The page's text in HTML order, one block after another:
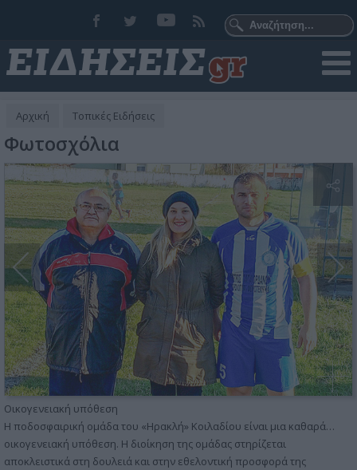
Αρχική Τοπικές Ειδήσεις
Φωτοσχόλια
Οικογενειακή υπόθεση
Η ποδοσφαιρική ομάδα του «Ηρακλή» Κοιλαδίου είναι μια καθαρά…
οικογενειακή υπόθεση. Η διοίκηση της ομάδας στηρίζεται
αποκλειστικά στη δουλειά και στην εθελοντική προσφορά της